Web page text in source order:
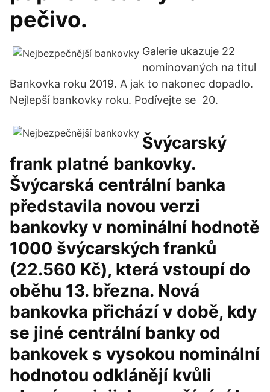
pečivo.
Galerie ukazuje 22
nominovaných na titul
Bankovka roku 2019. A jak to nakonec dopadlo.
Nejlepší bankovky roku. Podívejte se 20.
Švýcarský
frank platné bankovky.
Švýcarská centrální banka
představila novou verzi
bankovky v nominální hodnotě
1000 švýcarských franků
(22.560 Kč), která vstoupí do
oběhu 13. března. Nová
bankovka přichází v době, kdy
se jiné centrální banky od
bankovek s vysokou nominální
hodnotou odklánějí kvůli